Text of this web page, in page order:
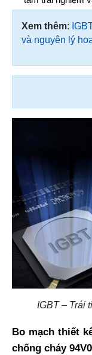
Xem thêm:
và nguyên lý
IGBT – Trái
Bo mạch thiết
chống cháy